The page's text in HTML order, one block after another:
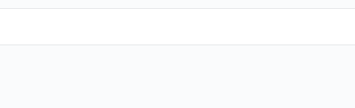
crese? Va oferim tot ceea ce aveti nevoie: saltele umplute cu vatelina (melana),